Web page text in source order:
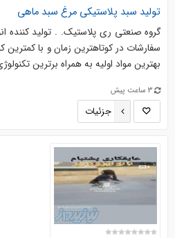
تولید سبد پلاستیکی مرغ سبد ماهی
گروه صنعتی ری پلاستیک. . تولید کننده
سفارشات در کوتاهترین زمان و با کمترین
بهترین مواد اولیه به همراه برترین
3 ساعت پیش
جزئیات